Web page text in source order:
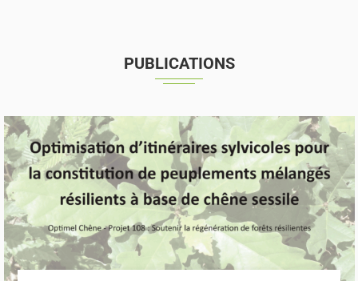
PUBLICATIONS